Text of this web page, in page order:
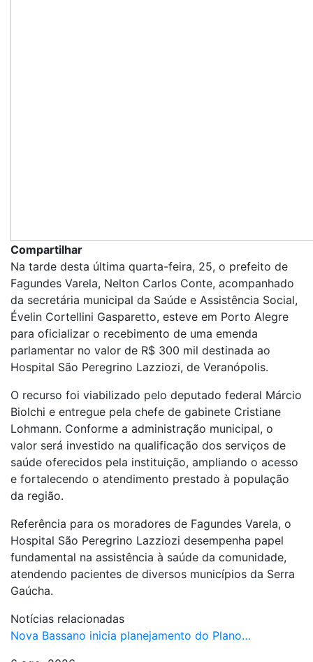
Compartilhar
Na tarde desta última quarta-feira, 25, o prefeito de
Fagundes Varela, Nelton Carlos Conte, acompanhado
da secretária municipal da Saúde e Assistência Social,
Évelin Cortellini Gasparetto, esteve em Porto Alegre
para oficializar o recebimento de uma emenda
parlamentar no valor de R$ 300 mil destinada ao
Hospital São Peregrino Lazziozi, de Veranópolis.
O recurso foi viabilizado pelo deputado federal Márcio
Biolchi e entregue pela chefe de gabinete Cristiane
Lohmann. Conforme a administração municipal, o
valor será investido na qualificação dos serviços de
saúde oferecidos pela instituição, ampliando o acesso
e fortalecendo o atendimento prestado à população
da região.
Referência para os moradores de Fagundes Varela, o
Hospital São Peregrino Lazziozi desempenha papel
fundamental na assistência à saúde da comunidade,
atendendo pacientes de diversos municípios da Serra
Gaúcha.
Notícias relacionadas
Nova Bassano inicia planejamento do Plano…